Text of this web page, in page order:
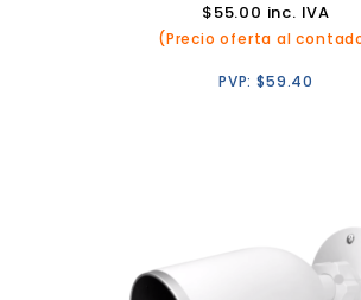
$55.00 inc. IVA
(Precio oferta al
PVP:$59.40